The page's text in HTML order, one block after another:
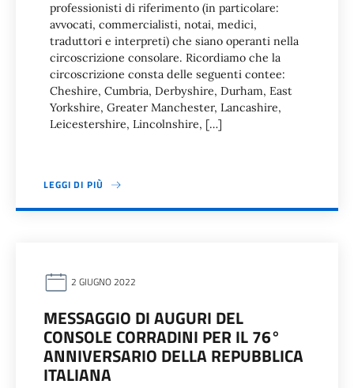
professionisti di riferimento (in particolare:
avvocati, commercialisti, notai, medici,
traduttori e interpreti) che siano operanti nella
circoscrizione consolare. Ricordiamo che la
circoscrizione consta delle seguenti contee:
Cheshire, Cumbria, Derbyshire, Durham, East
Yorkshire, Greater Manchester, Lancashire,
Leicestershire, Lincolnshire, […]
LEGGI DI PIÙ
2 GIUGNO 2022
MESSAGGIO DI AUGURI DEL
CONSOLE CORRADINI PER IL 76°
ANNIVERSARIO DELLA REPUBBLICA
ITALIANA